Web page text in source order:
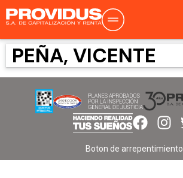
PEÑA, VICENTE
Boton de arrepentimiento